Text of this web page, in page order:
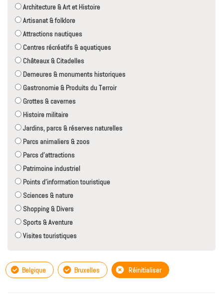
Architecture & Art et Histoire
Artisanat & folklore
Attractions nautiques
Centres récréatifs & aquatiques
Châteaux & Citadelles
Demeures & monuments historiques
Gastronomie & Produits du Terroir
Grottes & cavernes
Histoire militaire
Jardins, parcs & réserves naturelles
Parcs animaliers & zoos
Parcs d'attractions
Patrimoine industriel
Points d'information touristique
Sciences & nature
Shopping & Divers
Sports & Aventure
Visites touristiques
Belgique Bruxelles Réinitialiser